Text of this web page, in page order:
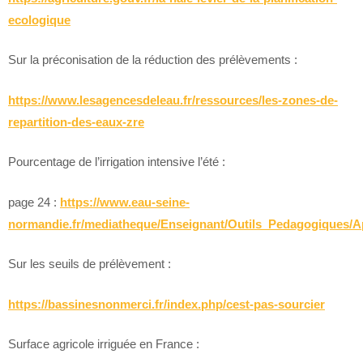
ecologique
Sur la préconisation de la réduction des prélèvements :
https://www.lesagencesdeleau.fr/ressources/les-zones-de-
repartition-des-eaux-zre
Pourcentage de l’irrigation intensive l’été :
page 24 : https://www.eau-seine-
normandie.fr/mediatheque/Enseignant/Outils_Pedagogiques/
Sur les seuils de prélèvement :
https://bassinesnonmerci.fr/index.php/cest-pas-sourcier
Surface agricole irriguée en France :